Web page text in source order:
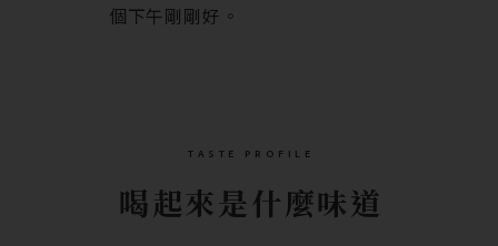
個下午剛剛好。
TASTE PROFILE
喝起來是什麼味道